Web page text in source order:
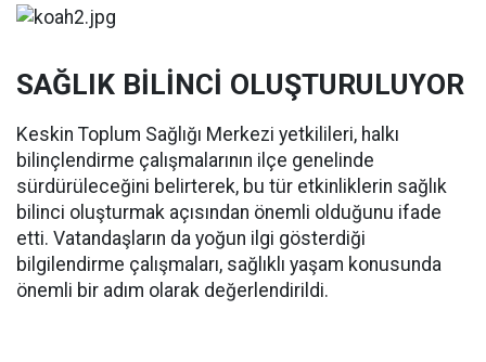
SAĞLIK BİLİNCİ OLUŞTURULUYOR
Keskin Toplum Sağlığı Merkezi yetkilileri, halkı
bilinçlendirme çalışmalarının ilçe genelinde
sürdürüleceğini belirterek, bu tür etkinliklerin sağlık
bilinci oluşturmak açısından önemli olduğunu ifade
etti. Vatandaşların da yoğun ilgi gösterdiği
bilgilendirme çalışmaları, sağlıklı yaşam konusunda
önemli bir adım olarak değerlendirildi.